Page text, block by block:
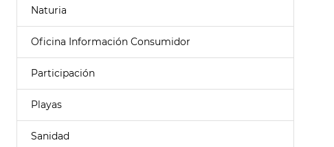
Naturia
Oficina Información Consumidor
Participación
Playas
Sanidad